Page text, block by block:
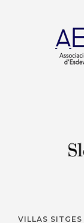
VILLAS SITGES